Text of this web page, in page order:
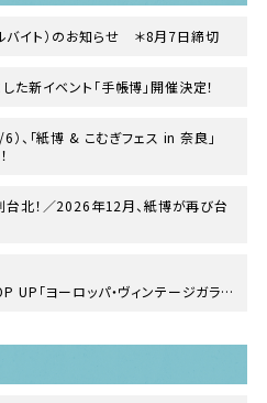
バイト）のお知らせ ＊8月7日締切
新イベント「手帳博」開催決定！
、「紙博 & こむぎフェス in 奈良」
台北！／2026年12月、紙博が再び台
UP「ヨーロッパ・ヴィンテージガラス